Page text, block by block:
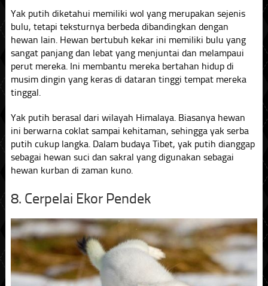
Yak putih diketahui memiliki wol yang merupakan sejenis
bulu, tetapi teksturnya berbeda dibandingkan dengan
hewan lain. Hewan bertubuh kekar ini memiliki bulu yang
sangat panjang dan lebat yang menjuntai dan melampaui
perut mereka. Ini membantu mereka bertahan hidup di
musim dingin yang keras di dataran tinggi tempat mereka
tinggal.
Yak putih berasal dari wilayah Himalaya. Biasanya hewan
ini berwarna coklat sampai kehitaman, sehingga yak serba
putih cukup langka. Dalam budaya Tibet, yak putih dianggap
sebagai hewan suci dan sakral yang digunakan sebagai
hewan kurban di zaman kuno.
8. Cerpelai Ekor Pendek